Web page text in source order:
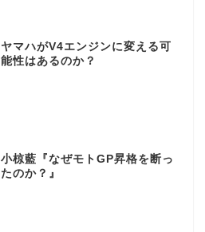
ヤマハがV4エンジンに変える可
能性はあるのか？
小椋藍『なぜモトGP昇格を断っ
たのか？』